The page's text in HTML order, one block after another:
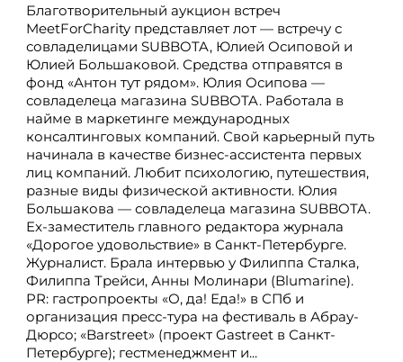
Благотворительный аукцион встреч
MeetForCharity представляет лот — встречу с
совладелицами SUBBOTA, Юлией Осиповой и
Юлией Большаковой. Средства отправятся в
фонд «Антон тут рядом». Юлия Осипова —
совладелеца магазина SUBBOTA. Работала в
найме в маркетинге международных
консалтинговых компаний. Свой карьерный путь
начинала в качестве бизнес-ассистента первых
лиц компаний. Любит психологию, путешествия,
разные виды физической активности. Юлия
Большакова — совладелеца магазина SUBBOTA.
Ex-заместитель главного редактора журнала
«Дорогое удовольствие» в Санкт-Петербурге.
Журналист. Брала интервью у Филиппа Сталка,
Филиппа Трейси, Анны Молинари (Blumarine).
PR: гастропроекты «О, да! Еда!» в СПб и
организация пресс-тура на фестиваль в Абрау-
Дюрсо; «Barstreet» (проект Gastreet в Санкт-
Петербурге); гестменеджмент и...